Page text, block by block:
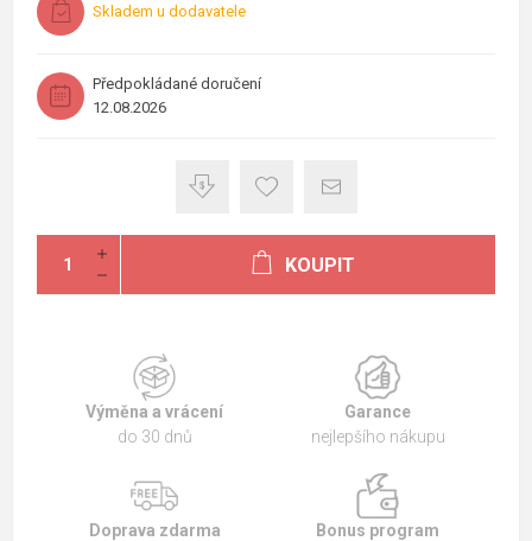
Skladem u dodavatele
Předpokládané doručení
12.08.2026
KOUPIT
Výměna a vrácení
do 30 dnů
Garance
nejlepšího nákupu
Doprava zdarma
Bonus program